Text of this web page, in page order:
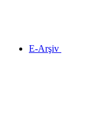
E-Arşiv